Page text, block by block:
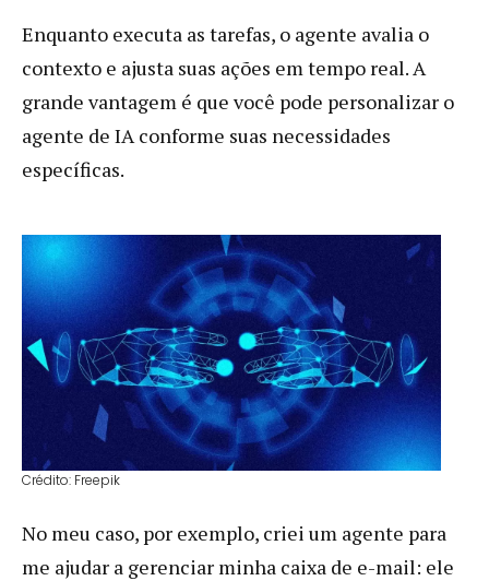
Enquanto executa as tarefas, o agente avalia o
contexto e ajusta suas ações em tempo real. A
grande vantagem é que você pode personalizar o
agente de IA conforme suas necessidades
específicas.
Crédito: Freepik
No meu caso, por exemplo, criei um agente para
me ajudar a gerenciar minha caixa de e-mail: ele